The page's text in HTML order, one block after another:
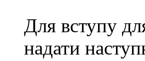
Для вступу
надати